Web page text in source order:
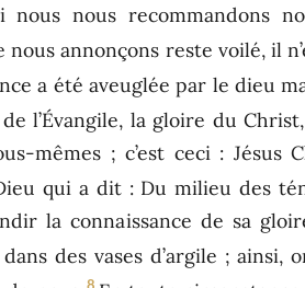
nous recommandons
nous annonçons reste voilé, il
a été aveuglée par le dieu
l’Évangile, la gloire du
mêmes ; c’est ceci :
qui a dit : Du milieu des
la connaissance de sa
des vases d’argile ; ainsi,
8